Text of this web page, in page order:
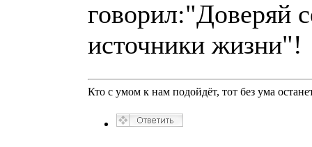
говорил:"Доверяй
источники жизни"!
Кто с умом к нам подойдёт, тот без ума